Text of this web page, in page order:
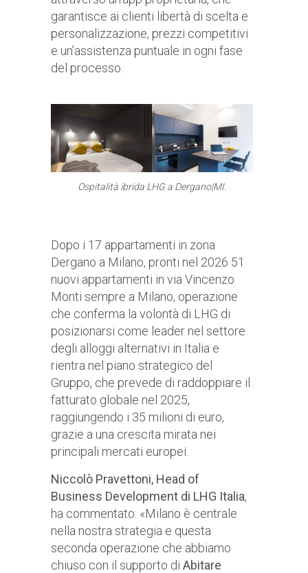
garantisce ai clienti libertà di scelta e
personalizzazione, prezzi competitivi
e un’assistenza puntuale in ogni fase
del processo.
Ospitalità ibrida LHG a Dergano|MI.
Dopo i 17 appartamenti in zona
Dergano a Milano, pronti nel 2026 51
nuovi appartamenti in via Vincenzo
Monti sempre a Milano, operazione
che conferma la volontà di LHG di
posizionarsi come leader nel settore
degli alloggi alternativi in Italia e
rientra nel piano strategico del
Gruppo, che prevede di raddoppiare il
fatturato globale nel 2025,
raggiungendo i 35 milioni di euro,
grazie a una crescita mirata nei
principali mercati europei.
Niccolò Pravettoni, Head of
Business Development di LHG Italia,
ha commentato: «Milano è centrale
nella nostra strategia e questa
seconda operazione che abbiamo
chiuso con il supporto di Abitare